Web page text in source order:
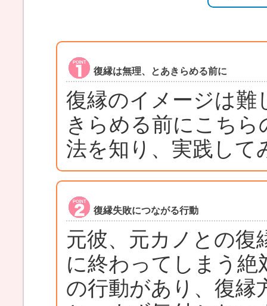
復縁は無理、とあきらめる前に
復縁のイメージは難
きらめる前にこち
法を知り、実践して
復縁失敗につながる行動
元彼、元カノとの復
に終わってしまう
の行動があり、復縁